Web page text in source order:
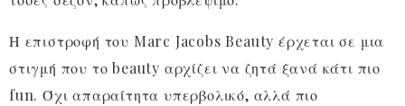
Η επιστροφή του Marc Jacobs Beauty έρχεται σε μια
στιγμή που το beauty αρχίζει να ζητά ξανά κάτι πιο
fun. Όχι απαραίτητα υπερβολικό, αλλά πιο